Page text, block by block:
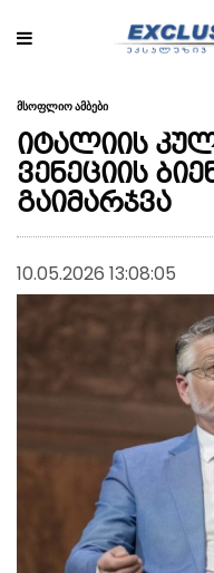
მსოფლიო ამბები
იტალიის
ვენეციის
გაიმარჯვა
10.05.2026 13:08:05